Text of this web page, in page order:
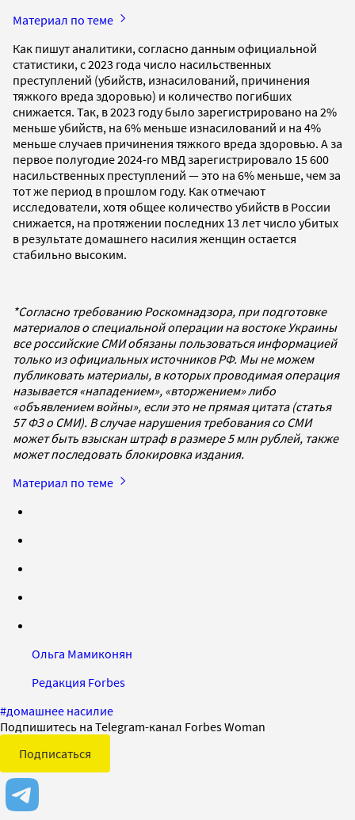
Материал по теме
Как пишут аналитики, согласно данным официальной
статистики, с 2023 года число насильственных
преступлений (убийств, изнасилований, причинения
тяжкого вреда здоровью) и количество погибших
снижается. Так, в 2023 году было зарегистрировано на 2%
меньше убийств, на 6% меньше изнасилований и на 4%
меньше случаев причинения тяжкого вреда здоровью. А за
первое полугодие 2024-го МВД зарегистрировало 15 600
насильственных преступлений — это на 6% меньше, чем за
тот же период в прошлом году. Как отмечают
исследователи, хотя общее количество убийств в России
снижается, на протяжении последних 13 лет число убитых
в результате домашнего насилия женщин остается
стабильно высоким.
*Согласно требованию Роскомнадзора, при подготовке
материалов о специальной операции на востоке Украины
все российские СМИ обязаны пользоваться информацией
только из официальных источников РФ. Мы не можем
публиковать материалы, в которых проводимая операция
называется «нападением», «вторжением» либо
«объявлением войны», если это не прямая цитата (статья
57 ФЗ о СМИ). В случае нарушения требования со СМИ
может быть взыскан штраф в размере 5 млн рублей, также
может последовать блокировка издания.
Материал по теме
Ольга Мамиконян
Редакция Forbes
#домашнее насилие
Подпишитесь на Telegram-канал Forbes Woman
Подписаться